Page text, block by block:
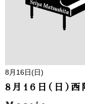
8月16日(日)
8月16日(日)